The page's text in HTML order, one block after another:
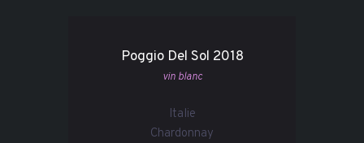
Poggio Del Sol 2018
vin blanc
Italie
Chardonnay